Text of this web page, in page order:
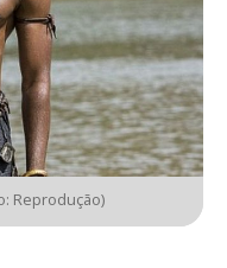
Reprodução)